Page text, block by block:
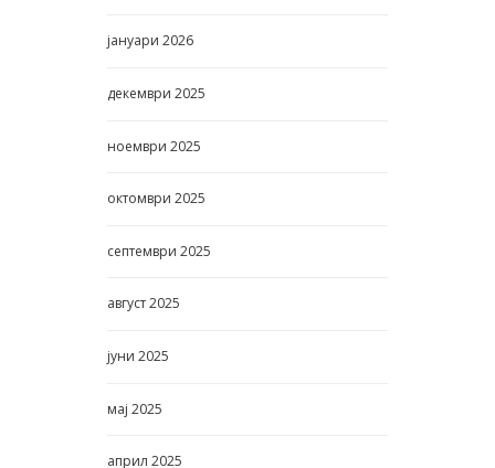
јануари 2026
декември 2025
ноември 2025
октомври 2025
септември 2025
август2025
јуни 2025
мај 2025
април 2025